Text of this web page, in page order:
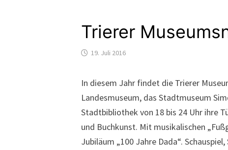
Trierer
19. Juli 2016
In diesem Jahr findet die Trierer
Landesmuseum, das Stadtmuseum
Stadtbibliothek von 18 bis 24 Uhr ihre
und Buchkunst. Mit musikalischen
Jubiläum „100 Jahre Dada“.